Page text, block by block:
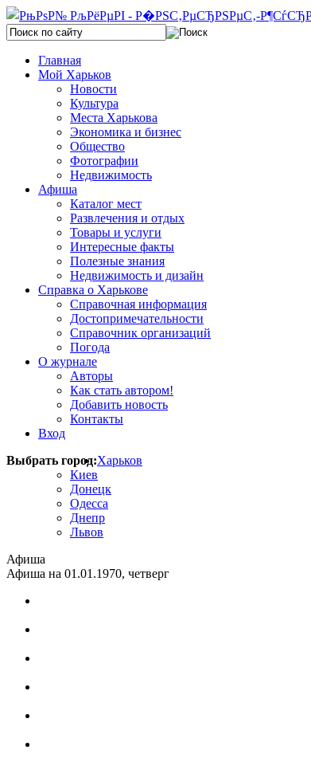
Главная
Мой Харьков
Новости
Культура
Места Харькова
Экономика и бизнес
Общество
Фотографии
Недвижимость
Афиша
Каталог мест
Развлечения и отдых
Товары и услуги
Интересные факты
Полезные знания
Недвижимость и дизайн
Справка о Харькове
Справочная информация
Достопримечательности
Справочник организаций
Погода
О журнале
Авторы
Как стать автором!
Добавить новость
Контакты
Вход
Выбрать город:Харьков
Киев
Донецк
Одесса
Днепр
Львов
Афиша
Афиша на 01.01.1970, четверг